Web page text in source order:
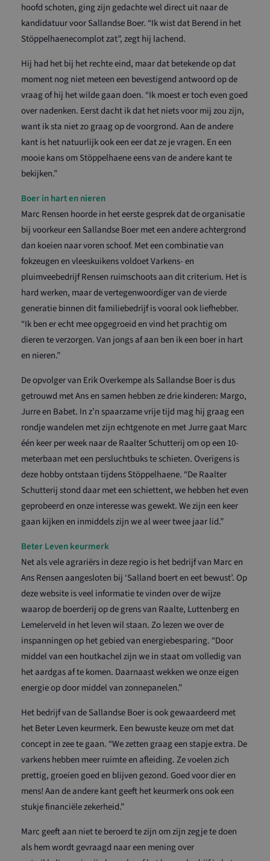
hoofd schoten, ging zijn gedachte wel direct uit naar de
kandidatuur voor Sallandse Boer. “Ik wist dat Berend in het
Stöppelhaenecomplot zat”, zegt hij lachend.
Hij had het bij het rechte eind, maar dat betekende op dat
moment nog niet meteen een bevestigend antwoord op de
vraag of hij het wilde gaan doen. “Ik moest er toch even goed
over nadenken. Eerst dacht ik dat het niets voor mij zou zijn,
want ik sta niet zo graag op de voorgrond. Aan de andere
kant is het natuurlijk ook een eer dat ze je vragen. En een
mooie kans om Stöppelhaene eens van de andere kant te
bekijken.”
Boer in hart en nieren
Marc Rensen hoorde in het eerste gesprek dat de organisatie
bij voorkeur een Sallandse Boer met een andere achtergrond
dan koeien naar voren schoof. Met een combinatie van
fokzeugen en vleeskuikens voldoet Varkens- en
pluimveebedrijf Rensen ruimschoots aan dit criterium. Het is
hard werken, maar de vertegenwoordiger van de vierde
generatie binnen dit familiebedrijf is vooral ook liefhebber.
“Ik ben er echt mee opgegroeid en vind het prachtig om
dieren te verzorgen. Van jongs af aan ben ik een boer in hart
en nieren.”
De opvolger van Erik Overkempe als Sallandse Boer is dus
getrouwd met Ans en samen hebben ze drie kinderen: Margo,
Jurre en Babet. In z’n spaarzame vrije tijd mag hij graag een
rondje wandelen met zijn echtgenote en met Jurre gaat Marc
één keer per week naar de Raalter Schutterij om op een 10-
meterbaan met een persluchtbuks te schieten. Overigens is
deze hobby ontstaan tijdens Stöppelhaene. “De Raalter
Schutterij stond daar met een schiettent, we hebben het even
geprobeerd en onze interesse was gewekt. We zijn een keer
gaan kijken en inmiddels zijn we al weer twee jaar lid.”
Beter Leven keurmerk
Net als vele agrariërs in deze regio is het bedrijf van Marc en
Ans Rensen aangesloten bij ‘Salland boert en eet bewust’. Op
deze website is veel informatie te vinden over de wijze
waarop de boerderij op de grens van Raalte, Luttenberg en
Lemelerveld in het leven wil staan. Zo lezen we over de
inspanningen op het gebied van energiebesparing. “Door
middel van een houtkachel zijn we in staat om volledig van
het aardgas af te komen. Daarnaast wekken we onze eigen
energie op door middel van zonnepanelen.”
Het bedrijf van de Sallandse Boer is ook gewaardeerd met
het Beter Leven keurmerk. Een bewuste keuze om met dat
concept in zee te gaan. “We zetten graag een stapje extra. De
varkens hebben meer ruimte en afleiding. Ze voelen zich
prettig, groeien goed en blijven gezond. Goed voor dier en
mens! Aan de andere kant geeft het keurmerk ons ook een
stukje financiële zekerheid.”
Marc geeft aan niet te beroerd te zijn om zijn zegje te doen
als hem wordt gevraagd naar een mening over